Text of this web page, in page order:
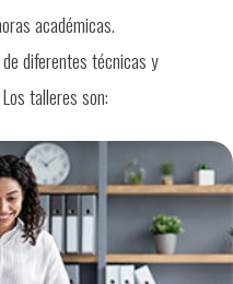
académicas.
diferentes técnicas y
talleres son: